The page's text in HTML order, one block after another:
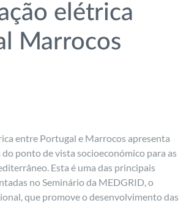
elétrica
Marrocos
entre Portugal e Marrocos apresenta
ponto de vista socioeconómico para as
Esta é uma das principais
no Seminário da MEDGRID, o
que promove o desenvolvimento das